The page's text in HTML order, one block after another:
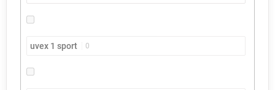
uvex 1 sport 0